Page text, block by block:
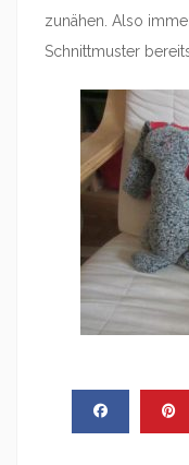
zunähen. Also
Schnittmuster